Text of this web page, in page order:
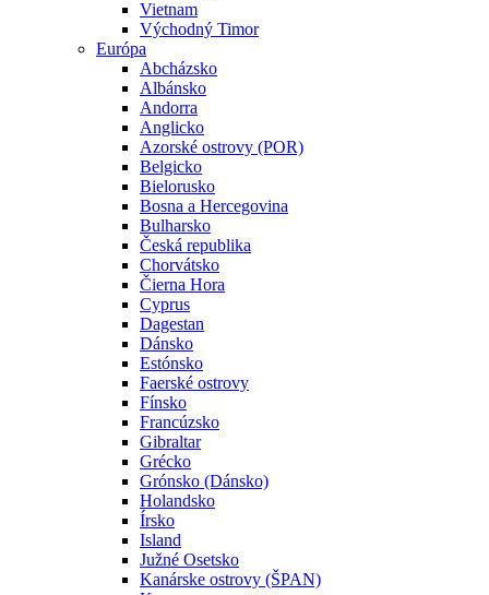
Vietnam
Východný Timor
Európa
Abcházsko
Albánsko
Andorra
Anglicko
Azorské ostrovy (POR)
Belgicko
Bielorusko
Bosna a Hercegovina
Bulharsko
Česká republika
Chorvátsko
Čierna Hora
Cyprus
Dagestan
Dánsko
Estónsko
Faerské ostrovy
Fínsko
Francúzsko
Gibraltar
Grécko
Grónsko (Dánsko)
Holandsko
Írsko
Island
Južné Osetsko
Kanárske ostrovy (ŠPAN)